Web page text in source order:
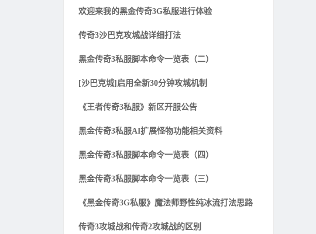
欢迎来我的黑金传奇3G私服进行体验
传奇3沙巴克攻城战详细打法
黑金传奇3私服脚本命令一览表（二）
[沙巴克城]启用全新30分钟攻城机制
《王者传奇3私服》新区开服公告
黑金传奇3私服AI扩展怪物功能相关资料
黑金传奇3私服脚本命令一览表（四）
黑金传奇3私服脚本命令一览表（三）
《黑金传奇3G私服》魔法师野性纯冰流打法思路
传奇3攻城战和传奇2攻城战的区别